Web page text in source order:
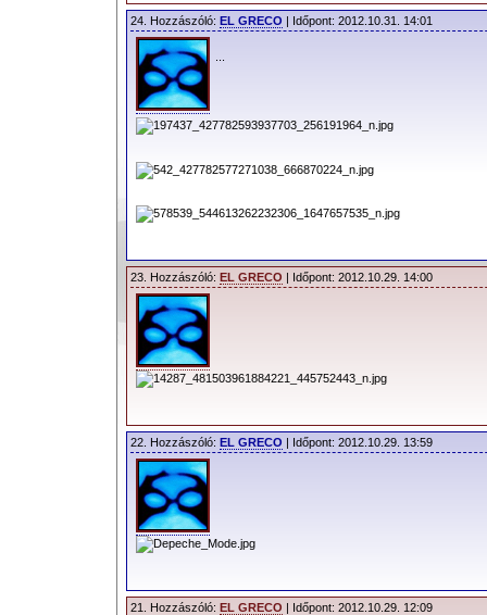
24. Hozzászóló: EL GRECO | Időpont: 2012.10.31. 14:01
23. Hozzászóló: EL GRECO | Időpont: 2012.10.29. 14:00
22. Hozzászóló: EL GRECO | Időpont: 2012.10.29. 13:59
21. Hozzászóló: EL GRECO | Időpont: 2012.10.29. 12:09